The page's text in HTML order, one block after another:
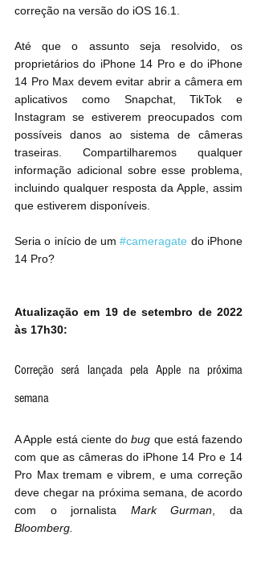
correção na versão do iOS 16.1.
Até que o assunto seja resolvido, os
proprietários do iPhone 14 Pro e do iPhone
14 Pro Max devem evitar abrir a câmera em
aplicativos como Snapchat, TikTok e
Instagram se estiverem preocupados com
possíveis danos ao sistema de câmeras
traseiras. Compartilharemos qualquer
informação adicional sobre esse problema,
incluindo qualquer resposta da Apple, assim
que estiverem disponíveis.
Seria o início de um #cameragate do iPhone
14 Pro?
Atualização em 19 de setembro de 2022
às 17h30:
Correção será lançada pela Apple na próxima
semana
A Apple está ciente do bug que está fazendo
com que as câmeras do iPhone 14 Pro e 14
Pro Max tremam e vibrem, e uma correção
deve chegar na próxima semana, de acordo
com o jornalista Mark Gurman
Bloomberg.